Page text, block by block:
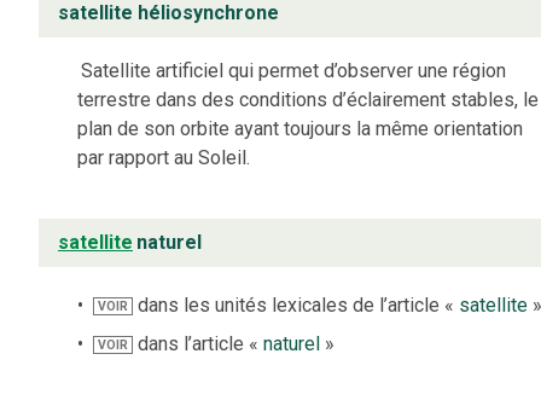
satellite héliosynchrone
Satellite artificiel qui permet d’observer une région
terrestre dans des conditions d’éclairement stables, le
plan de son orbite ayant toujours la même orientation
par rapport au Soleil.
satellite naturel
VOIR dans les unités lexicales de l’article « satellite
VOIR dans l’article «naturel »